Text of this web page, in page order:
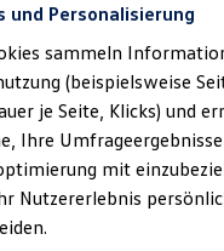
Class bei
Gewinn
GmbH (Impressum &
und Personalisierung
sammeln
(beispielsweise
je Seite, Klicks) und
Ihre
mit
Nutzererlebnis